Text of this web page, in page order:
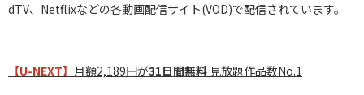
dTV、Netflixなどの各動画配信サイト(VOD)で配信されています。
【U-NEXT】 月額2,189円が31日間無料 見放題作品数No.1